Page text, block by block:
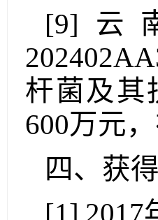
[9] 云
杆菌及其
600万元
四、获
[1] 2017